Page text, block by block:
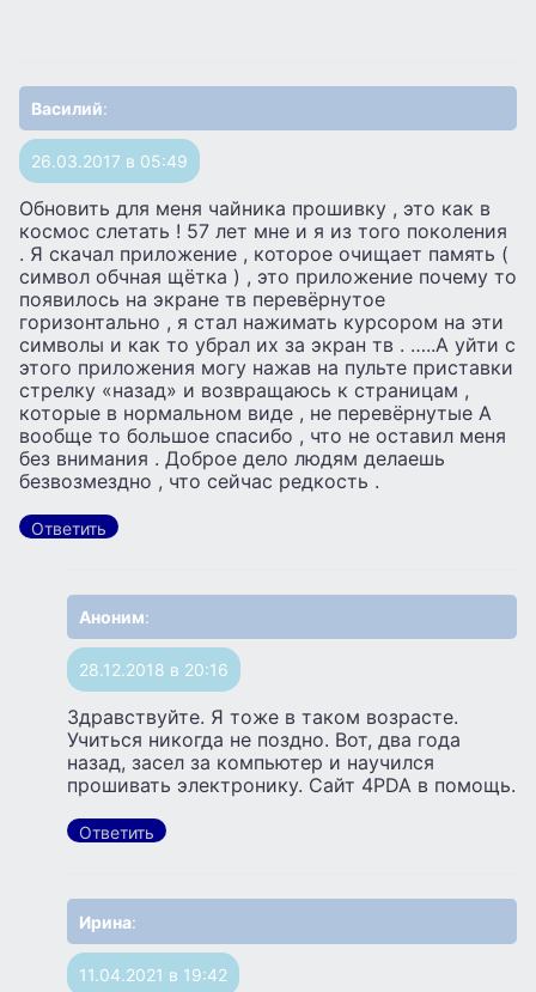
Василий:
26.03.2017 в 05:49
Обновить для меня чайника прошивку , это как в
космос слетать ! 57 лет мне и я из того поколения
. Я скачал приложение , которое очищает память (
символ обчная щётка ) , это приложение почему то
появилось на экране тв перевёрнутое
горизонтально , я стал нажимать курсором на эти
символы и как то убрал их за экран тв . …..А уйти с
этого приложения могу нажав на пульте приставки
стрелку «назад» и возвращаюсь к страницам ,
которые в нормальном виде , не перевёрнутые А
вообще то большое спасибо , что не оставил меня
без внимания . Доброе дело людям делаешь
безвозмездно , что сейчас редкость .
Ответить
Аноним:
28.12.2018 в 20:16
Здравствуйте. Я тоже в таком возрасте.
Учиться никогда не поздно. Вот, два года
назад, засел за компьютер и научился
прошивать электронику. Сайт 4PDA в помощь.
Ответить
Ирина:
11.04.2021 в 19:42